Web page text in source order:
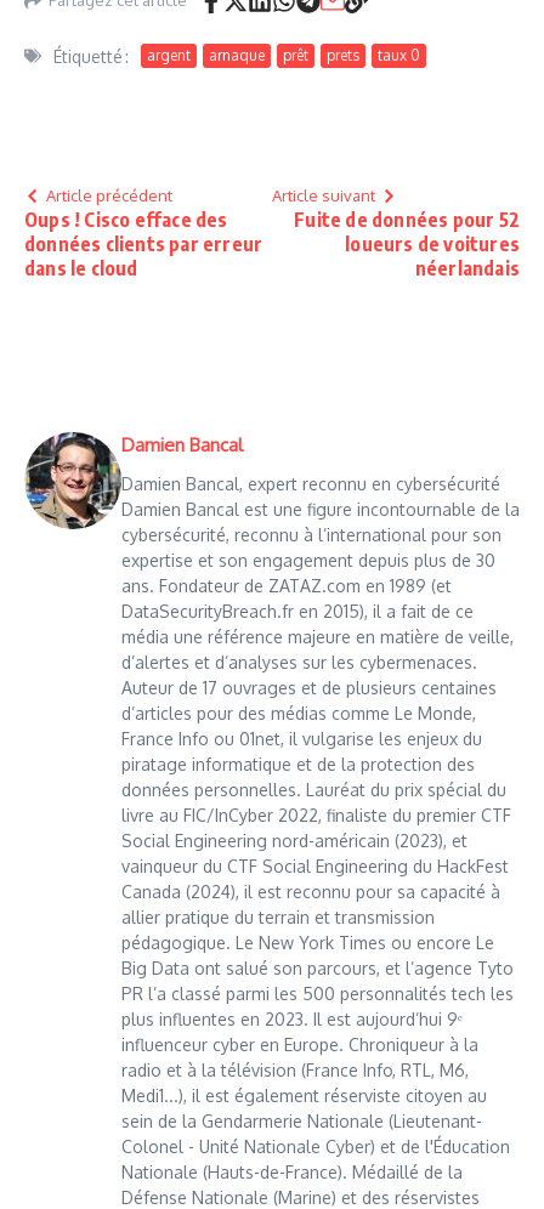
Étiquetté : argent arnaque prêt prets taux 0
Article précédent
Oups ! Cisco efface des
données clients par erreur
dans le cloud
Article suivant
Fuite de données pour 52
loueurs de voitures
néerlandais
Damien Bancal
Damien Bancal, expert reconnu en cybersécurité
Damien Bancal est une figure incontournable de la
cybersécurité, reconnu à l’international pour son
expertise et son engagement depuis plus de 30
ans. Fondateur de ZATAZ.com en 1989 (et
DataSecurityBreach.fr en 2015), il a fait de ce
média une référence majeure en matière de veille,
d’alertes et d’analyses sur les cybermenaces.
Auteur de 17 ouvrages et de plusieurs centaines
d’articles pour des médias comme Le Monde,
France Info ou 01net, il vulgarise les enjeux du
piratage informatique et de la protection des
données personnelles. Lauréat du prix spécial du
livre au FIC/InCyber 2022, finaliste du premier CTF
Social Engineering nord-américain (2023), et
vainqueur du CTF Social Engineering du HackFest
Canada (2024), il est reconnu pour sa capacité à
allier pratique du terrain et transmission
pédagogique. Le New York Times ou encore Le
Big Data ont salué son parcours, et l’agence Tyto
PR l’a classé parmi les 500 personnalités tech les
plus influentes en 2023. Il est aujourd’hui 9ᵉ
influenceur cyber en Europe. Chroniqueur à la
radio et à la télévision (France Info, RTL, M6,
Medi1...), il est également réserviste citoyen au
sein de la Gendarmerie Nationale (Lieutenant-
Colonel - Unité Nationale Cyber) et de l'Éducation
Nationale (Hauts-de-France). Médaillé de la
Défense Nationale (Marine) et des réservistes